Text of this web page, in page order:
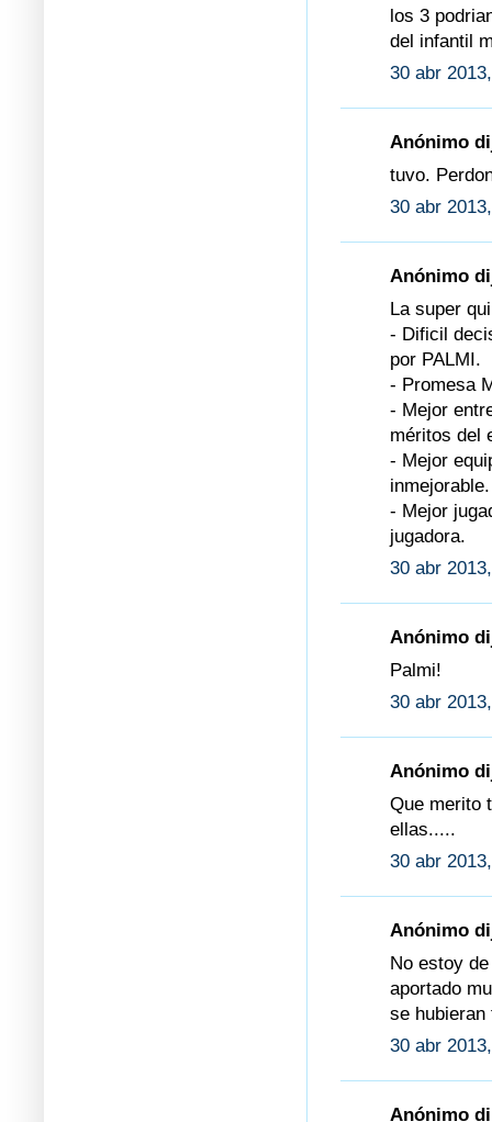
los 3
del infantil
30 abr
Anónimo
tuvo.
30 abr
Anónimo
La super
- Dificil
por PALMI.
- Promesa
- Mejor
méritos del
- Mejor
inmejorable.
- Mejor
jugadora.
30 abr
Anónimo
Palmi!
30 abr
Anónimo
Que merito
ellas.....
30 abr
Anónimo
No estoy
aportado
se hubieran
30 abr
Anónimo